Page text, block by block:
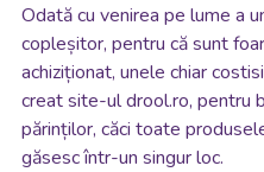
Odată cu venirea pe lume a
copleșitor, pentru că sunt
achiziționat, unele chiar
creat site-ul drool.ro, pentru
părinților, căci toate
găsesc într-un singur loc.